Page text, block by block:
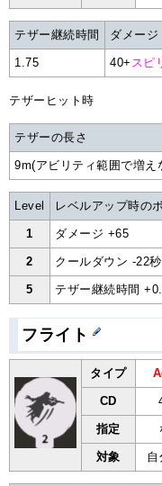
テザー継続時間 ダメージ
1.75 40+ スピ
テザーヒット時
テザーの長さ
9m(アビリティ範囲で増え
Level レベルアップ時の
1 ダメージ +65
2 クールダウン -22秒
5 テザー継続時間
フライト
タイプ
CD
指定
対象 自